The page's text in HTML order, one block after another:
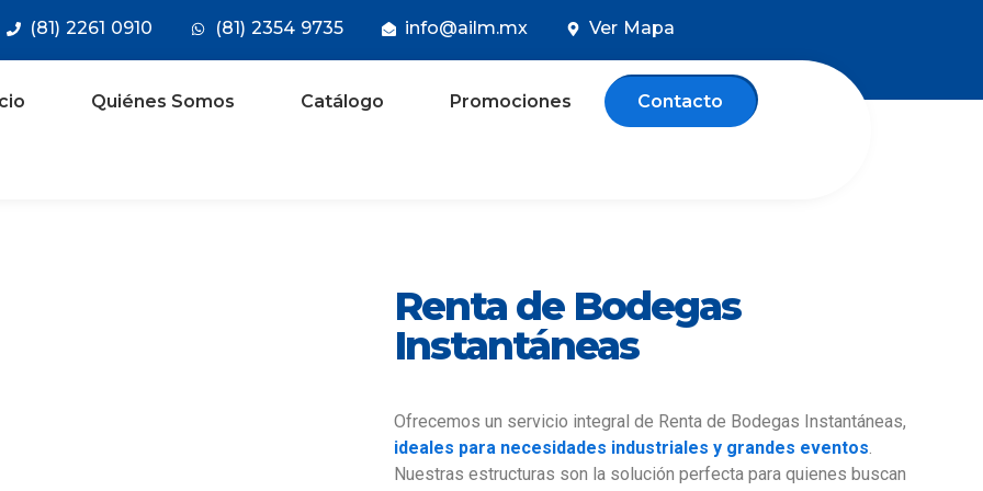
(81) 2261 0910 (81) 2354 9735 info@ailm.mx Ver Mapa
Quiénes Somos Catálogo Promociones Contacto
Renta de Bodegas
Instantáneas
Ofrecemos un servicio integral de Renta de Bodegas Instantáneas,
ideales para necesidades industriales y grandes eventos.
Nuestras estructuras son la solución perfecta para quienes buscan